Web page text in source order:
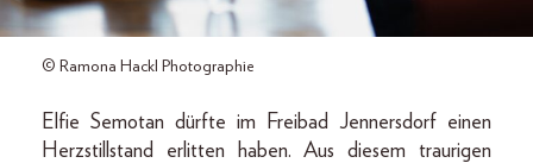
© Ramona Hackl Photographie
Elfie Semotan dürfte im Freibad Jennersdorf einen
Herzstillstand erlitten haben. Aus diesem traurigen